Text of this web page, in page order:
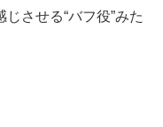
させる“バフ役”みた